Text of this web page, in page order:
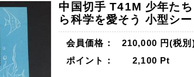
中国切手 T41M 少年た
ら科学を愛そう 小型シ
会員価格： 210,000 円(税別
ポイント：
2,100 Pt